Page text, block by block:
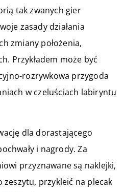
tak zwanych gier
zasady działania
zmiany położenia,
Przykładem może być
rozrywkowa przygoda
w czeluściach labiryntu
dla dorastającego
i nagrody. Za
przyznawane są naklejki,
przykleić na plecak